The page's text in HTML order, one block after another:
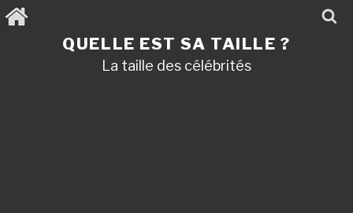
Aller
au
QUELLE EST SA TAILLE ?
La taille des célébrités